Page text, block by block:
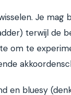
Je mag
terwijl de
om te
en bluesy